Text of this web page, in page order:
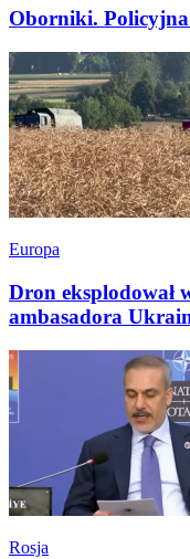
Oborniki.
Europa
Dron eksplodował
ambasadora
Rosja